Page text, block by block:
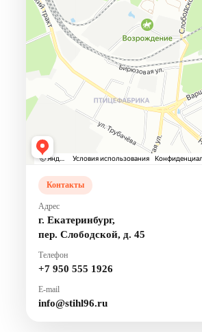
Контакты
Адрес
г. Екатеринбург,
пер. Слободской, д. 45
Телефон
+7 950 555 1926
E-mail
info@stihl96.ru